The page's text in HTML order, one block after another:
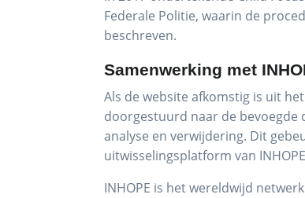
Federale Politie, waarin de
beschreven.
Samenwerking met
Als de website afkomstig is uit
doorgestuurd naar de bevoegde
analyse en verwijdering. Dit
uitwisselingsplatform van
INHOPE is het wereldwijd